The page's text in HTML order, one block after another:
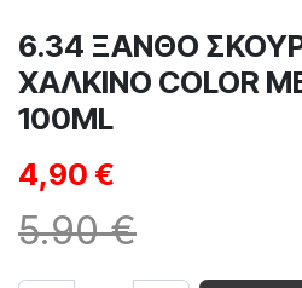
6.34 ΞΑΝΘΟ
ΧΑΛΚΙΝΟ COLOR
100ML
4,90 €
5.90 €